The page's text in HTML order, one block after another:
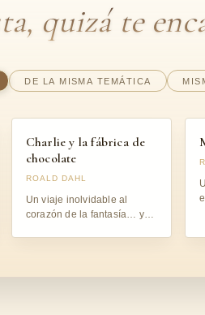
quizá te
DE LA MISMA TEMÁTICA
Charlie y la fábrica de
chocolate
ROALD DAHL
Un viaje inolvidable al
corazón de la fantasía… y